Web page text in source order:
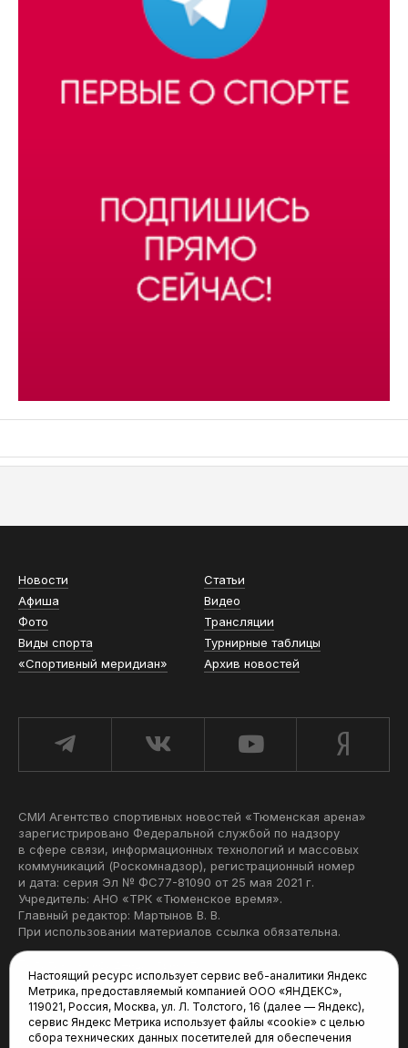
Новости
Статьи
Афиша
Видео
Фото
Трансляции
Виды спорта
Турнирные таблицы
«Спортивный меридиан»
Архив новостей
СМИ Агентство спортивных новостей «Тюменская арена»
зарегистрировано Федеральной службой по надзору
в сфере связи, информационных технологий и массовых
коммуникаций (Роскомнадзор), регистрационный номер
и дата: серия Эл № ФС77-81090 от 25 мая 2021 г.
Учредитель: АНО «ТРК «Тюменское время».
Главный редактор: Мартынов В. В.
При использовании материалов ссылка обязательна.
Редакция:
625035, Тюмень, пр. Геологоразведчиков, 28А
(3452) 68-22-28
Настоящий ресурс использует сервис веб-аналитики Яндекс
Метрика, предоставляемый компанией ООО «ЯНДЕКС»,
119021, Россия, Москва, ул. Л. Толстого, 16 (далее — Яндекс),
сервис Яндекс Метрика использует файлы «cookie» с целью
сбора технических данных посетителей для обеспечения